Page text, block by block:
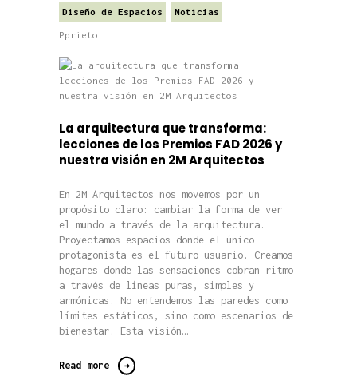
Diseño de Espacios Noticias
Pprieto
La arquitectura que transforma:
lecciones de los Premios FAD 2026 y
nuestra visión en 2M Arquitectos
En 2M Arquitectos nos movemos por un
propósito claro: cambiar la forma de ver
el mundo a través de la arquitectura.
Proyectamos espacios donde el único
protagonista es el futuro usuario. Creamos
hogares donde las sensaciones cobran ritmo
a través de líneas puras, simples y
armónicas. No entendemos las paredes como
límites estáticos, sino como escenarios de
bienestar. Esta visión…
Read more